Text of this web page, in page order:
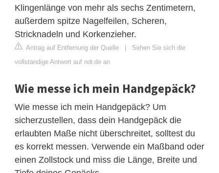
Klingenlänge von mehr als sechs Zentimetern,
außerdem spitze Nagelfeilen, Scheren,
Stricknadeln und Korkenzieher.
Antrag auf Entfernung der Quelle | Sehen Sie sich die
vollständige Antwort auf ndr.de an
Wie messe ich mein Handgepäck?
Wie messe ich mein Handgepäck? Um
sicherzustellen, dass dein Handgepäck die
erlaubten Maße nicht überschreitet, solltest du
es korrekt messen. Verwende ein Maßband oder
einen Zollstock und miss die Länge, Breite und